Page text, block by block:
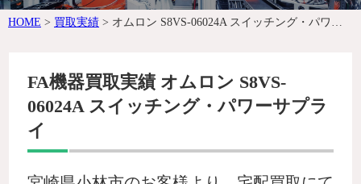
HOME > 買取実績 > オムロン S8VS-06024A スイッチング・パワーサプライ
FA機器買取実績 オムロン S8VS-
06024A スイッチング・パワーサプラ
イ